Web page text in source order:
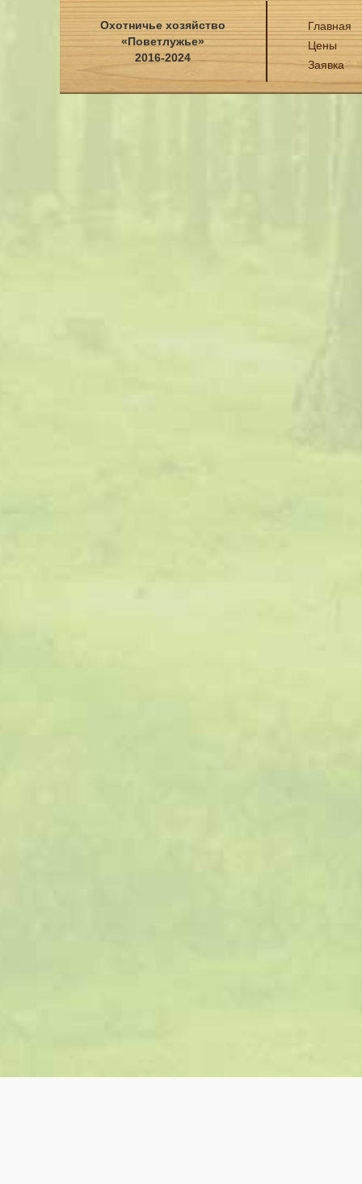
Охотничье хозяйство
«Поветлужье»
2016-2024
Главная
Цены
Заявка